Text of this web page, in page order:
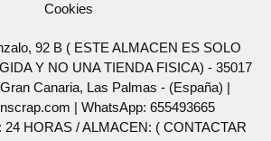
Cookies
92 B ( ESTE ALMACEN ES SOLO
Y NO UNA TIENDA FISICA) - 35017
Canaria, Las Palmas - (España) |
| WhatsApp: 655493665
24 HORAS / ALMACEN: ( CONTACTAR